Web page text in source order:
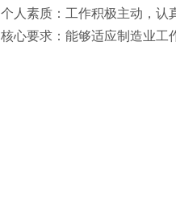
个人素质：工作积极主动，认
核心要求：能够适应制造业工